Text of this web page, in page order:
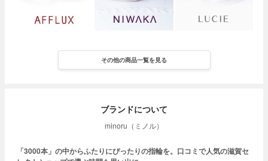
その他の商品一覧を見る
ブランドについて
minoru（ミノル）
「3000本」の中からふたりにぴったりの指輪を。口コミで人気の滋賀セ